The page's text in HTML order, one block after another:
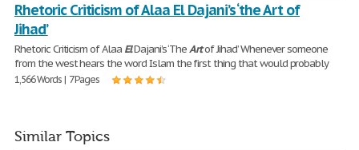
Rhetoric Criticism of Alaa El Dajani’s ‘the Art of
Jihad’
Rhetoric Criticism of Alaa ElDajani’s ‘TheArtof Jihad’ Whenever someone
from the west hears the word Islam the first thing that would probably
1,566 Words | 7 Pages
Similar Topics